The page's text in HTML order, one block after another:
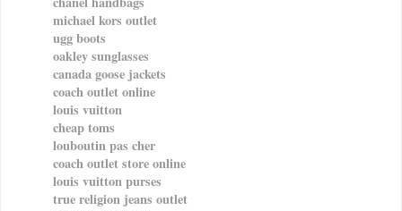
michael kors outlet
ugg boots
oakley sunglasses
canada goose jackets
coach outlet online
louis vuitton
cheap toms
louboutin pas cher
coach outlet store online
louis vuitton purses
true religion jeans outlet